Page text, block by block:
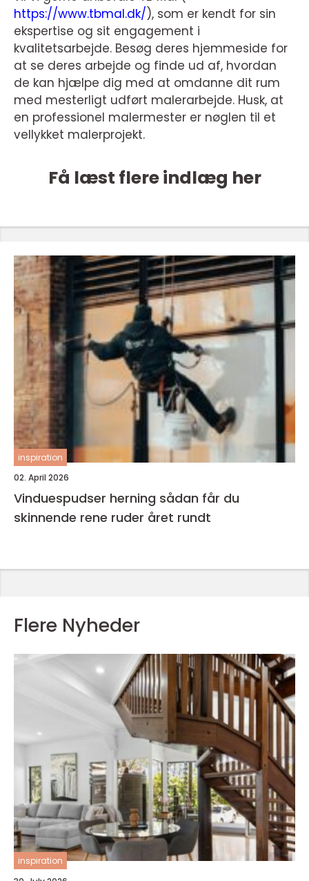
https://www.tbmal.dk/), som er kendt for sin
ekspertise og sit engagement i
kvalitetsarbejde. Besøg deres hjemmeside for
at se deres arbejde og finde ud af, hvordan
de kan hjælpe dig med at omdanne dit rum
med mesterligt udført malerarbejde. Husk, at
en professionel malermester er nøglen til et
vellykket malerprojekt.
Få læst flere indlæg her
inspiration
02. April 2026
Vinduespudser herning sådan får du
skinnende rene ruder året rundt
Flere Nyheder
inspiration